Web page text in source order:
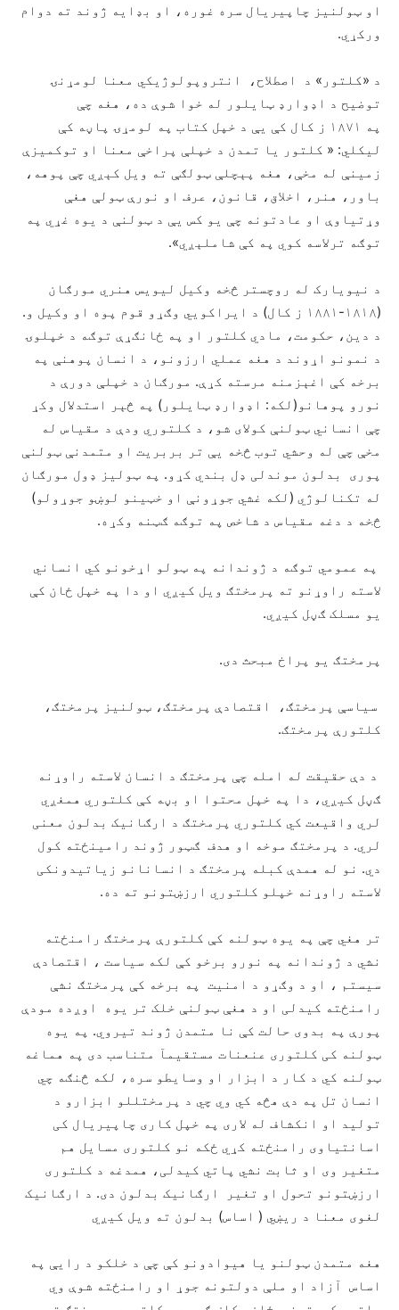
او ټولنیز چاپیریال سره غوره، او بډایه ژوند ته دوام
ورکړي.
د «کلتور» د اصطلاح، انتروپولوژیکي معنا لومړنۍ
توضیح د اډوارډ ټایلور له خوا شوې ده، هغه چې
په ۱۸۷۱ ز کال کې یې د خپل کتاب په لومړۍ پاڼه کې
لیکلي: « کلتور یا تمدن د خپلې پراخې معنا او توکمیزې
زمینې له مخې، هغه پېچلې ټولګې ته ویل کېږي چې پوهه،
باور، هنر، اخلاق، قانون، عرف او نورې ټولې هغې
وړتیاوې او عادتونه چې یو کس یې د ټولنې د یوه غړي په
توګه ترلاسه کوي په کې شاملېږي».
د نیویارک له روچستر څخه وکیل لیویس هنري مورګان
(۱۸۱۸-۱۸۸۱ ز کال) د ایراکويي وګړو قوم پوه او وکیل و.
د دین، حکومت، مادي کلتور او په ځانګړې توګه د خپلوۍ
د نمونو اړوند د هغه عملي ارزونو، د انسان پوهنې په
برخه کې اغېزمنه مرسته کړې. مورګان د خپلې دورې د
نورو پوهانو(لکه: اډوارډ ټایلور) په څېر استدلال وکړ
چې انساني ټولنې کولای شو، د کلتوري ودې د مقیاس له
مخې چې له وحشي توب څخه یې تر بربریت او متمدنې ټولنې
پوری بدلون موندلی ډل بندي کړو. په ټولیز ډول مورګان
له تکنالوژي (لکه غشي جوړونې او خټینو لوښو جوړولو)
څخه د دغه مقیاس د شاخص په توګه ګټنه وکړه.
په عمومي توګه د ژوندانه په ټولو اړخونو کي انساني
لاسته راوړنو ته پرمختګ ویل کیږي او دا په خپل ځان کې
یو مسلک ګڼل کیږي.
پرمختګ یو پراخ مبحث دی.
سیاسې پرمختګ، اقتصادې پرمختګ، ټولنیز پرمختګ،
کلتورې پرمختګ.
د دې حقیقت له امله چې پرمختګ د انسان لاسته راوړنه
ګڼل کیږي، دا په خپل محتوا او بڼه کې کلتوري همغږي
لري واقیعت کي کلتوري پرمختګ د ارګانیک بدلون معنی
لري. د پرمختګ موخه او هدف ګټور ژوند رامینځته کول
دي. نو له همدې کبله پرمختګ د انسانانو زیاتیدونکی
لاسته راوړنه خپلو کلتوري ارزښتونو ته ده.
تر هغي چې په یوه ټولنه کې کلتورې پرمختګ رامنځته
نشي د ژوندانه په نورو برخو کې لکه سیاست ، اقتصادې
سیستم ، او د وګړو د امنیت په برخه کې پرمختګ نشې
رامنځته کیدلی او د هغې ټولنې خلک تر یوه اوږده مودې
پورې په بدوی حالت کې نا متمدن ژوند تیروي. په یوه
ټولنه کی کلتوری عنعنات مستقیمآ متناسب دی په هماغه
ټولنه کي د کار د ابزار او وسایطو سره، لکه څنګه چي
انسان تل په دې هڅه کي وي چي د پرمختللو ابزارو د
تولید او انکشاف له لاری په خپل کاری چاپیریال کی
اسانتیاوی رامنځته کړي ځکه نو کلتوری مسایل هم
متغیر وی او ثابت نشي پاتي کیدلی، همدغه د کلتوری
ارزښتونو تحول او تغیر ارګانیک بدلون دی. د ارګانیک
لغوی معنا د ریښي ( اساس) بدلون ته ویل کیږي
هغه متمدن ټولنو یا هیوادونو کې چې د خلکو د رایې په
اساس آزاد او ملې دولتونه جوړ او رامنځته شوې وي